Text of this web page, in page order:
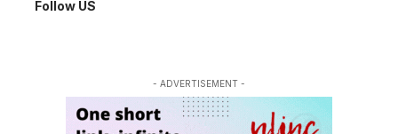
Follow US
- ADVERTISEMENT -